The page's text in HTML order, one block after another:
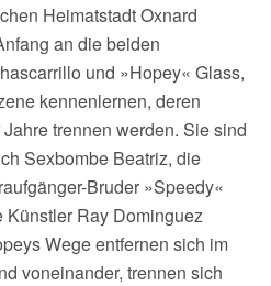
Heimatstadt Oxnard
an die beiden
und »Hopey« Glass,
kennenlernen, deren
trennen werden. Sie sind
Sexbombe Beatriz, die
Bruder »Speedy«
Ray Dominguez
Wege entfernen sich im
voneinander, trennen sich